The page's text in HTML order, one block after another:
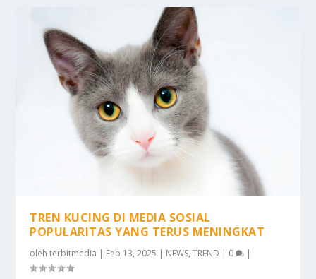
TREN KUCING DI MEDIA SOSIAL
POPULARITAS YANG TERUS MENINGKAT
olehterbitmedia | Feb 13, 2025 | NEWS,TREND | 0 |